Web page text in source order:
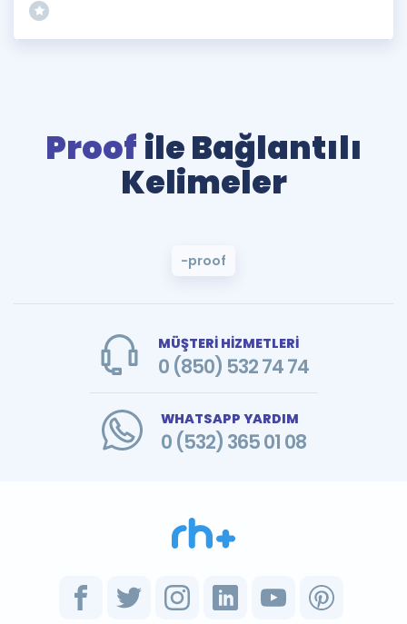
Proof ile Bağlantılı
Kelimeler
-proof
MÜŞTERİ HİZMETLERİ
0 (850) 532 74 74
WHATSAPP YARDIM
0 (532) 365 01 08